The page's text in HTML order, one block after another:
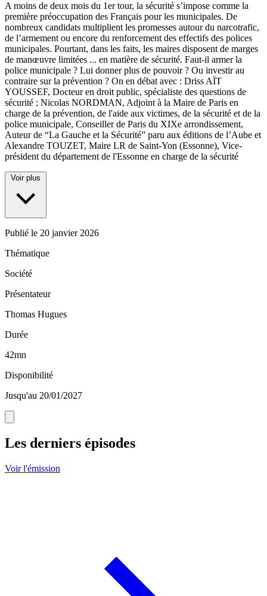
A moins de deux mois du 1er tour, la sécurité s’impose comme la
première préoccupation des Français pour les municipales. De
nombreux candidats multiplient les promesses autour du narcotrafic,
de l’armement ou encore du renforcement des effectifs des polices
municipales. Pourtant, dans les faits, les maires disposent de marges
de manœuvre limitées ... en matière de sécurité. Faut-il armer la
police municipale ? Lui donner plus de pouvoir ? Ou investir au
contraire sur la prévention ? On en débat avec : Driss AÏT
YOUSSEF, Docteur en droit public, spécialiste des questions de
sécurité ; Nicolas NORDMAN, Adjoint à la Maire de Paris en
charge de la prévention, de l'aide aux victimes, de la sécurité et de la
police municipale, Conseiller de Paris du XIXe arrondissement,
Auteur de “La Gauche et la Sécurité” paru aux éditions de l’Aube et
Alexandre TOUZET, Maire LR de Saint-Yon (Essonne), Vice-
président du département de l'Essonne en charge de la sécurité
Voir plus
Publié le 20 janvier 2026
Thématique
Société
Présentateur
Thomas Hugues
Durée
42mn
Disponibilité
Jusqu'au 20/01/2027
Les derniers épisodes
Voir l'émission